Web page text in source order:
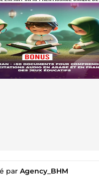
par Agency_BHM